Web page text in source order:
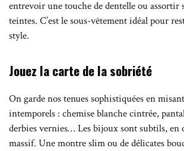
entrevoir une touche de dentelle ou assortir
teintes. C’est le sous-vêtement idéal pour
style.
Jouez la carte de la sobriété
On garde nos tenues sophistiquées en
intemporels : chemise blanche cintrée,
derbies vernies… Les bijoux sont subtils, en
massif. Une montre slim ou de délicates